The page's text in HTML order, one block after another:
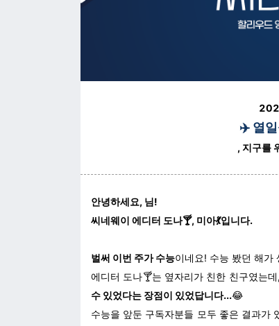
✈️ 열
, 지구를
안녕하세요, 님!
씨네웨이 에디터 도나🍸, 미아💃입니다.
벌써 이번 주가 수능이네요! 수능 봤던 해가
에디터 도나🍸는 옆자리가 친한 친구였는데,
수 있었다는 장점이 있었답니다...😂
수능을 앞둔 구독자분들 모두 좋은 결과가